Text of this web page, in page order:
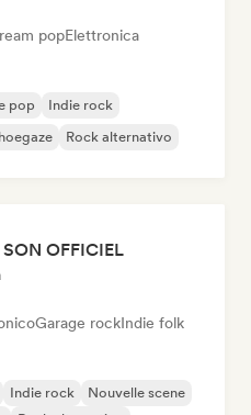
popElettronica
pop
Indie rock
Rock alternativo
OFFICIEL
Garage rockIndie folk
Indie rock
Nouvelle scene